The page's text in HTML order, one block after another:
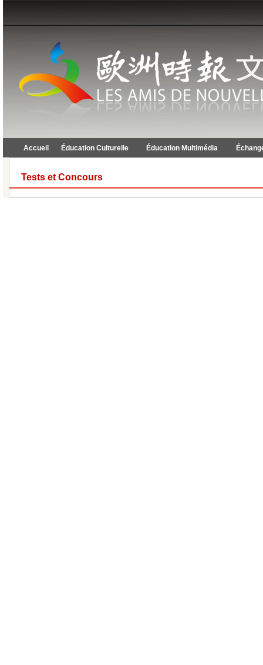
Accueil Éducation Culturelle Éducation Multimédia
Tests et Concours